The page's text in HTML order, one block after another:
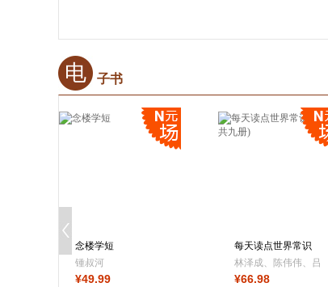
电 子书
念楼学短
锺叔河
¥49.99
每天读点世界常识
(套装共九册)
林泽成、陈伟伟、吕
夏乔、尹霞、刘吉、
¥66.98